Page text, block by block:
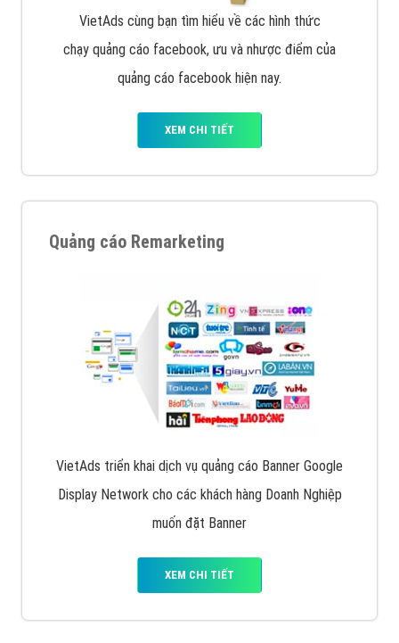
VietAds cùng bạn tìm hiểu về các hình thức
chạy quảng cáo facebook, ưu và nhược điểm của
quảng cáo facebook hiện nay.
XEM CHI TIẾT
Quảng cáo Remarketing
VietAds triển khai dịch vụ quảng cáo Banner Google
Display Network cho các khách hàng Doanh Nghiệp
muốn đặt Banner
XEM CHI TIẾT